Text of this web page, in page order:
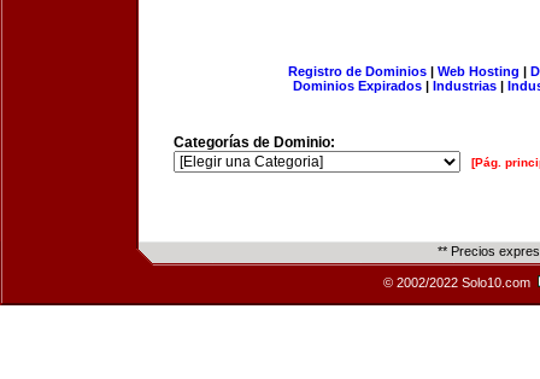
Registro de Dominios| Web Hosting |
Dominios Expirados | Industrias |
Categorías de Dominio:
[Pág.
** Precios
© 2002/2022 Solo10.com